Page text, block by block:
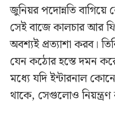
জুনিয়র পদোন্নতি
সেই বাজে কালচার আর
অবশ্যই প্রত্যাশা করব।
যেন কঠোর হস্তে দমন
মধ্যে যদি ইন্টারনাল
থাকে, সেগুলোও